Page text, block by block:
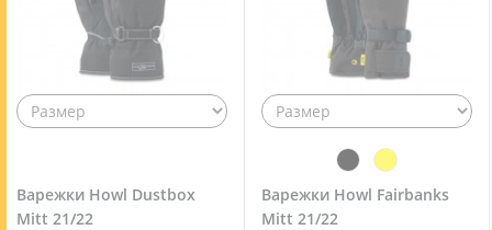
Варежки Howl Dustbox
Mitt 21/22
Варежки Howl Fairbanks
Mitt 21/22